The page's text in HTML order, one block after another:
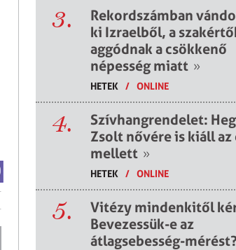
3.
Rekordszámban
ki Izraelből, a
aggódnak a csökkenő
népesség miatt »
HETEK / ONLINE
4.
Szívhangrendelet:
Zsolt nővére is kiáll az
mellett »
HETEK / ONLINE
5.
Vitézy mindenkitől
Bevezessük-e az
átlagsebesség-